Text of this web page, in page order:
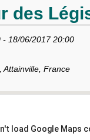
des
- 18/06/2017 20:00
Attainville, France
load Google Maps